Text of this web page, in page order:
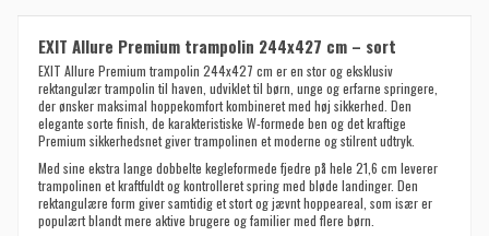
EXIT Allure Premium trampolin 244x427 cm – sort
EXIT Allure Premium trampolin 244x427 cm er en stor og eksklusiv
rektangulær trampolin til haven, udviklet til børn, unge og erfarne springere,
der ønsker maksimal hoppekomfort kombineret med høj sikkerhed. Den
elegante sorte finish, de karakteristiske W-formede ben og det kraftige
Premium sikkerhedsnet giver trampolinen et moderne og stilrent udtryk.
Med sine ekstra lange dobbelte kegleformede fjedre på hele 21,6 cm leverer
trampolinen et kraftfuldt og kontrolleret spring med bløde landinger. Den
rektangulære form giver samtidig et stort og jævnt hoppeareal, som især er
populært blandt mere aktive brugere og familier med flere børn.